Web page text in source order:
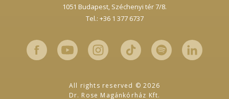
1051 Budapest,Széchenyi tér 7/8.
Tel.: +36 1 377 6737
All rights reserved © 2026
Dr. Rose Magánkórház Kft.